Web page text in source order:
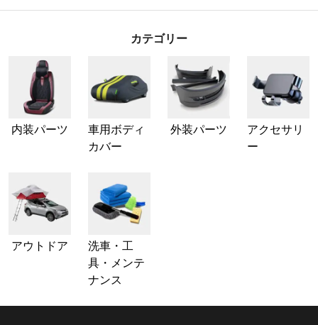
カテゴリー
内装パーツ
車用ボディ
カバー
外装パーツ
アクセサリ
ー
アウトドア
洗車・工
具・メンテ
ナンス